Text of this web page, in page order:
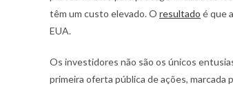
têm um custo elevado. O resultado é que
EUA.
Os investidores não são os únicos
primeira oferta pública de ações, marcada